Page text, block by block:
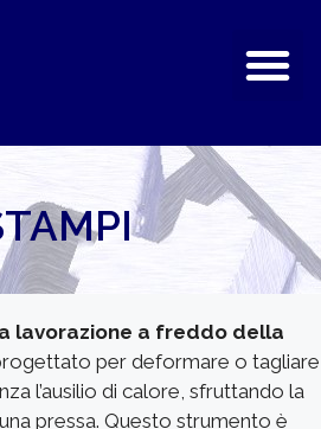
lavorazione a freddo della
per deformare o tagliare
l’ausilio di calore, sfruttando la
pressa. Questo strumento è